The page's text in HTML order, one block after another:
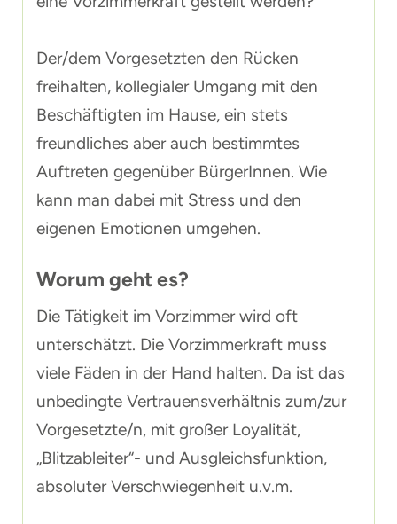
Der/dem Vorgesetzten den Rücken
freihalten, kollegialer Umgang mit den
Beschäftigten im Hause, ein stets
freundliches aber auch bestimmtes
Auftreten gegenüber BürgerInnen. Wie
kann man dabei mit Stress und den
eigenen Emotionen umgehen.
Worum geht es?
Die Tätigkeit im Vorzimmer wird oft
unterschätzt. Die Vorzimmerkraft muss
viele Fäden in der Hand halten. Da ist das
unbedingte Vertrauensverhältnis zum/zur
Vorgesetzte/n, mit großer Loyalität,
„Blitzableiter“- und Ausgleichsfunktion,
absoluter Verschwiegenheit u.v.m.